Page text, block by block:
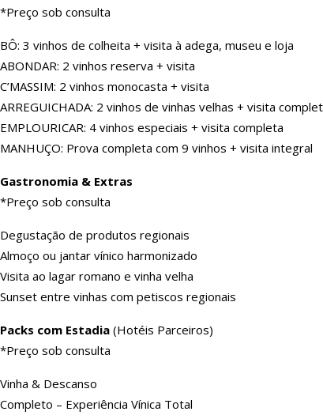
*Preço sob consulta
BÔ: 3 vinhos de colheita + visita à adega, museu e loja
ABONDAR: 2 vinhos reserva + visita
C’MASSIM: 2 vinhos monocasta + visita
ARREGUICHADA: 2 vinhos de vinhas velhas + visita
EMPLOURICAR: 4 vinhos especiais + visita completa
MANHUÇO: Prova completa com 9 vinhos + visita integral
Gastronomia & Extras
*Preço sob consulta
Degustação de produtos regionais
Almoço ou jantar vínico harmonizado
Visita ao lagar romano e vinha velha
Sunset entre vinhas com petiscos regionais
Packs com Estadia (Hotéis Parceiros)
*Preço sob consulta
Vinha & Descanso
Completo – Experiência Vínica Total